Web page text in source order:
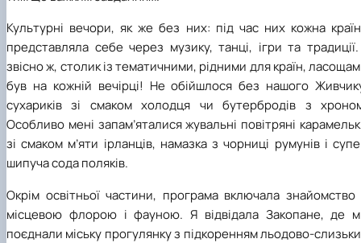
Культурні вечори, як же без них: під час них кожна
представляла себе через музику, танці, ігри та традиції.
звісно ж, столик із тематичними, рідними для країн,
був на кожній вечірці! Не обійшлося без нашого
сухариків зі смаком холодця чи бутербродів з
Особливо мені запам’яталися жувальні повітряні
зі смаком м’яти ірланців, намазка з чорниці румунів і
шипуча сода поляків.
Окрім освітньої частини, програма включала знайомство
місцевою флорою і фауною. Я відвідала Закопане, де
поєднали міську прогулянку з підкоренням льодово-